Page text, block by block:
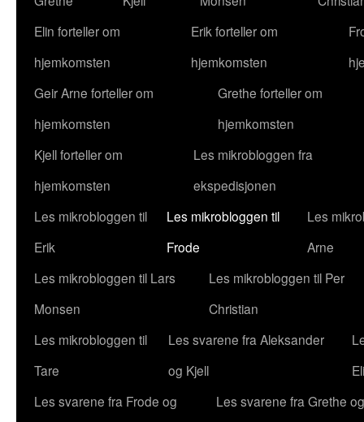
Elin forteller om
hjemkomsten
Erik forteller om
hjemkomsten
Geir Arne forteller om
hjemkomsten
Grethe forteller om
hjemkomsten
Kjell forteller om
hjemkomsten
Les mikrobloggen fra
ekspedisjonen
Les mikrobloggen til
Erik
Les mikrobloggen til
Frode
Les
Arne
Les mikrobloggen til Lars
Monsen
Les mikrobloggen til Per
Christian
Les mikrobloggen til
Tare
Les svarene fra Aleksander
og Kjell
Les svarene fra Frode og
Les svarene fra Grethe